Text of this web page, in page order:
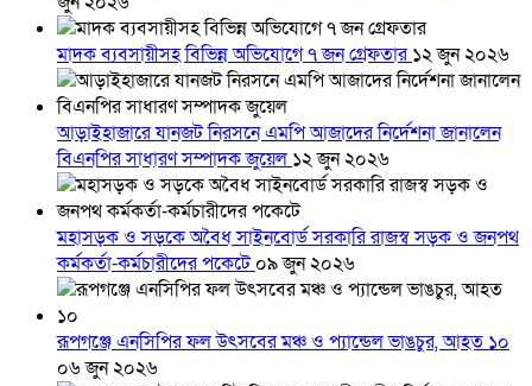
মাদক ব্যবসায়ীসহ বিভিন্ন অভিযোগে ৭ জন গ্রেফতার১২ জুন ২০২৬
আড়াইহাজারে যানজট নিরসনে এমপি আজাদের নির্দেশনা জানালেন
বিএনপির সাধারণ সম্পাদক জুয়েল ১২ জুন ২০২৬
মহাসড়ক ও সড়কে অবৈধ সাইনবোর্ড সরকারি রাজস্ব সড়ক ও জনপথ
কর্মকর্তা-কর্মচারীদের পকেটে০৯ জুন ২০২৬
রূপগঞ্জে এনসিপির ফল উৎসবের মঞ্চ ও প্যান্ডেল ভাঙচুর, আহত ১০
০৬ জুন ২০২৬